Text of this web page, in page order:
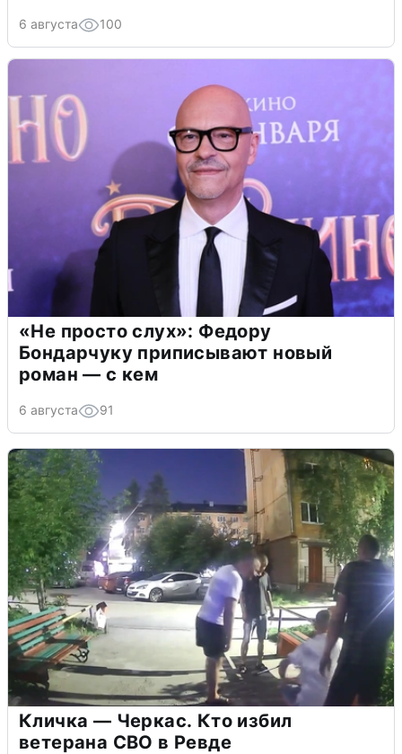
6 августа 100
«Не просто слух»: Федору
Бондарчуку приписывают новый
роман — с кем
6 августа 91
Кличка — Черкас. Кто избил
ветерана СВО в Ревде